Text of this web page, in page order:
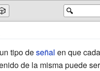
🔍
tipo deseñal en que
de la misma puede